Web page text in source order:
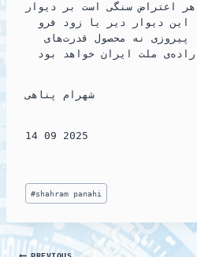
اعتراض سنگی است بر دیوار
این دیوار دیر یا زود فرو
نه محصول قدرت‌های
شهرام پناهی
14 09 2025
Post
Tags:
#shahram panahi